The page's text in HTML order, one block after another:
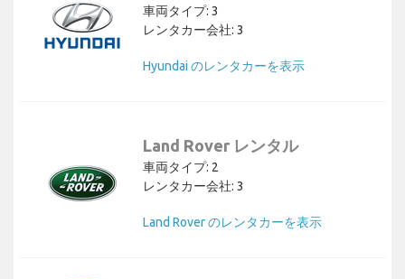
車両タイプ: 3
レンタカー会社: 3
Hyundai のレンタカーを表示
Land Rover レンタル
車両タイプ: 2
レンタカー会社: 3
Land Rover のレンタカーを表示